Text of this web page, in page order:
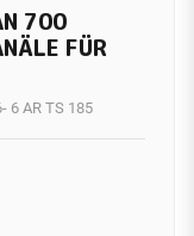
700
FÜR
6 AR TS 185